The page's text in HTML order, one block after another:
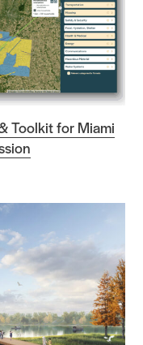
Toolkit for Miami